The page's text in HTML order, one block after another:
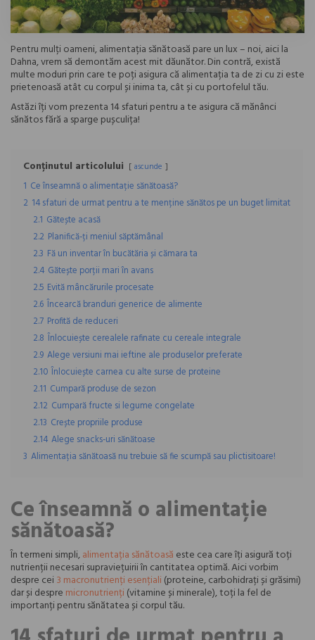
Pentru mulți oameni, alimentația sănătoasă pare un lux – noi, aici la
Dahna, vrem să demontăm acest mit dăunător. Din contră, există
multe moduri prin care te poți asigura că alimentația ta de zi cu zi este
prietenoasă atât cu corpul și inima ta, cât și cu portofelul tău.
Astăzi îți vom prezenta 14 sfaturi pentru a te asigura că mănânci
sănătos fără a sparge pușculița!
Conținutul articolului ascunde
1 Ce înseamnă o alimentație sănătoasă?
2 14 sfaturi de urmat pentru a te menține sănătos pe un buget limitat
2.1 Gătește acasă
2.2 Planifică-ți meniul săptămânal
2.3 Fă un inventar în bucătăria și cămara ta
2.4 Gătește porții mari în avans
2.5 Evită mâncărurile procesate
2.6 Încearcă branduri generice de alimente
2.7 Profită de reduceri
2.8 Înlocuiește cerealele rafinate cu cereale integrale
2.9 Alege versiuni mai ieftine ale produselor preferate
2.10 Înlocuiește carnea cu alte surse de proteine
2.11 Cumpară produse de sezon
2.12 Cumpară fructe si legume congelate
2.13 Crește propriile produse
2.14 Alege snacks-uri sănătoase
3 Alimentația sănătoasă nu trebuie să fie scumpă sau plictisitoare!
Ce înseamnă o alimentație
sănătoasă?
În termeni simpli,alimentația sănătoasă este cea care îți asigură toți
nutrienții necesari supraviețuirii în cantitatea optimă. Aici vorbim
despre cei 3 macronutrienți esențiali (proteine, carbohidrați și grăsimi)
dar și despre micronutrienți (vitamine și minerale), toți la fel de
importanți pentru sănătatea și corpul tău.